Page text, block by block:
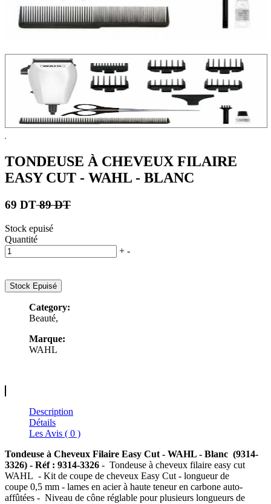
TONDEUSE À CHEVEUX FILAIRE
EASY CUT - WAHL - BLANC
69 DT89 DT
Stock epuisé
Quantité
+ -
Stock Epuisé
Category:
Beauté,
Marque:
WAHL
Description
Détails
Les Avis ( 0 )
Tondeuse à Cheveux Filaire Easy Cut - WAHL - Blanc (9314-
3326) - Réf : 9314-3326 - Tondeuse à cheveux filaire easy cut
WAHL - Kit de coupe de cheveux Easy Cut - longueur de
coupe 0,5 mm - lames en acier à haute teneur en carbone auto-
affûtées - Niveau de cône réglable pour plusieurs longueurs de